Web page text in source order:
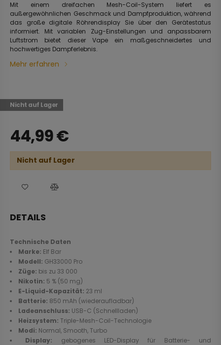
Mit einem dreifachen Mesh-Coil-System liefert es
außergewöhnlichen Geschmack und Dampfproduktion, während
das große digitale Röhrendisplay Sie über den Gerätestatus
informiert. Mit variablen Zug-Einstellungen und anpassbarem
Luftstrom bietet dieser Vape ein maßgeschneidertes und
hochwertiges Dampferlebnis.
Mehr erfahren
Nicht auf Lager
44,99€
Nicht auf Lager
DETAILS
Technische Daten
Marke: Elf Bar
Modell: GH33000 Pro
Züge: bis zu 33 000
Nikotin: 5 % (50 mg)
E-Liquid-Kapazität: 23 ml
Batterie: 850 mAh (wiederaufladbar)
Ladeanschluss: USB-C (Schnellladen)
Heizsystem: Triple-Mesh-Coil-Technologie
Modi: Normal, Smooth, Turbo
Display: gebogenes LED-Display für Batterie- und